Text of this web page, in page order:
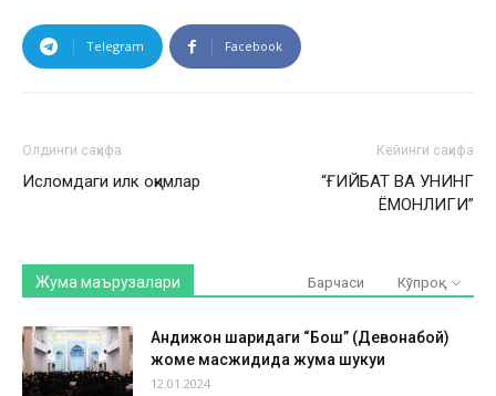
Telegram Facebook
Олдинги саҳифа
Исломдаги илк оқимлар
Кейинги саҳифа
“ҒИЙБАТ ВА УНИНГ
ЁМОНЛИГИ”
Жума маърузалари Барчаси Кўпроқ
Андижон шаҳридаги “Бош” (Девонабой)
жоме масжидида жума шукуҳи
12.01.2024